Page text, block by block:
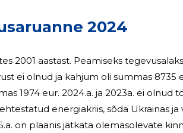
2024
on kinnisvara arendus ja
tööl ühtegi töötajat ka